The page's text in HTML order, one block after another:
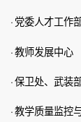
· 党委人才工作
·教师发展中心
·保卫处、武装
·教学质量监控